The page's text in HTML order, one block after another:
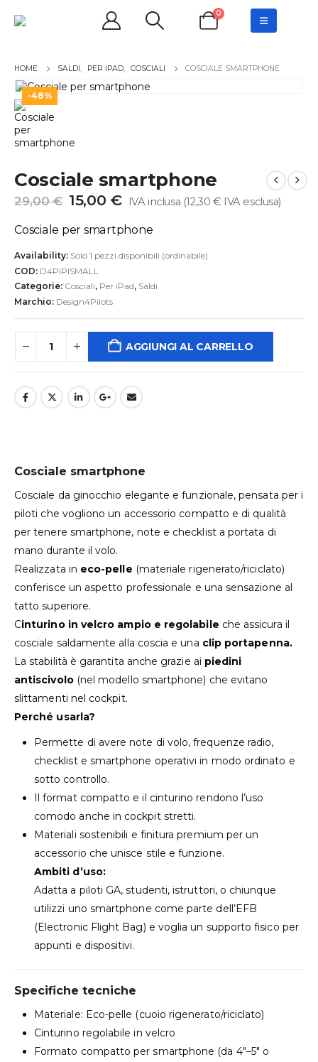
0
SALDI, PER IPAD, COSCIALI COSCIALE SMARTPHONE
-48%
Cosciale smartphone
29,00€ Il
originale
29,00 €.
15,00 €Il
attuale
15,00 €.
IVA inclusa (12,30 € IVA esclusa)
Cosciale per smartphone
Availability: Solo 1 pezzi disponibili (ordinabile)
COD: D4PIPISMALL
Categorie: Cosciali, Per iPad, Saldi
Marchio: Design4Pilots
AGGIUNGI AL CARRELLO
Cosciale smartphone
Cosciale da ginocchio elegante e funzionale, pensata per i
piloti che vogliono un accessorio compatto e di qualità
per tenere smartphone, note e checklist a portata di
mano durante il volo.
Realizzata in eco-pelle (materiale rigenerato/riciclato)
conferisce un aspetto professionale e una sensazione al
tatto superiore.
Cinturino in velcro ampio e regolabile che assicura il
cosciale saldamente alla coscia e una clip portapenna.
La stabilità è garantita anche grazie ai piedini
antiscivolo(nel modello smartphone) che evitano
slittamenti nel cockpit.
Perché usarla?
Permette di avere note di volo, frequenze radio,
checklist e smartphone operativi in modo ordinato e
sotto controllo.
Il format compatto e il cinturino rendono l’uso
comodo anche in cockpit stretti.
Materiali sostenibili e finitura premium per un
accessorio che unisce stile e funzione.
Ambiti d’uso:
Adatta a piloti GA, studenti, istruttori, o chiunque
utilizzi uno smartphone come parte dell’EFB
(Electronic Flight Bag) e voglia un supporto fisico per
appunti e dispositivi.
Specifiche tecniche
Materiale: Eco-pelle (cuoio rigenerato/riciclato)
Cinturino regolabile in velcro
Formato compatto per smartphone (da 4″–5″ o